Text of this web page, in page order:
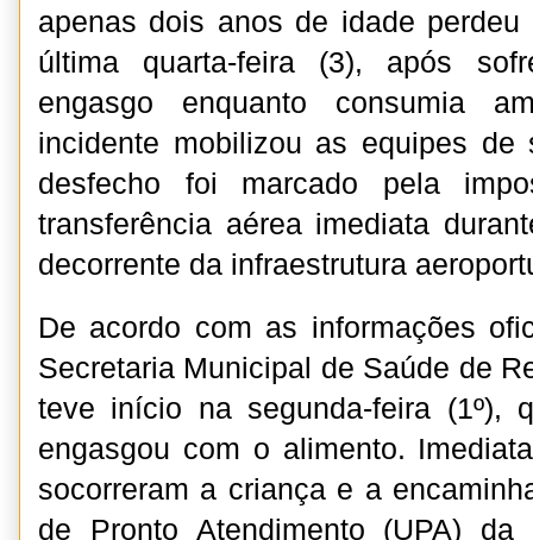
apenas dois anos de idade
última quarta-feira (3), após
engasgo enquanto consumia
incidente mobilizou as equipes de
desfecho foi marcado pela
transferência aérea imediata
decorrente da infraestrutura
De acordo com as informações
Secretaria Municipal de Saúde de
teve início na segunda-feira (1º),
engasgou com o alimento.
socorreram a criança e a
de Pronto Atendimento (UPA)